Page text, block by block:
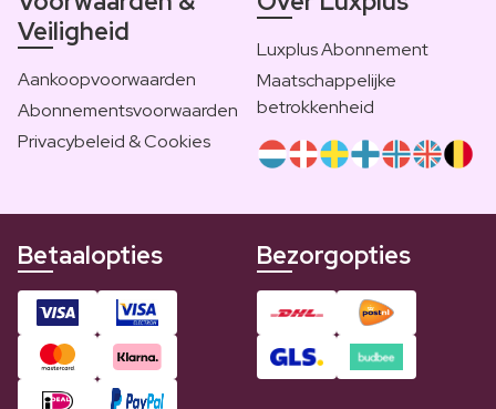
Veiligheid
Aankoopvoorwaarden
Abonnementsvoorwaarden
Privacybeleid & Cookies
Luxplus Abonnement
Maatschappelijke
betrokkenheid
Betaalopties Bezorgopties